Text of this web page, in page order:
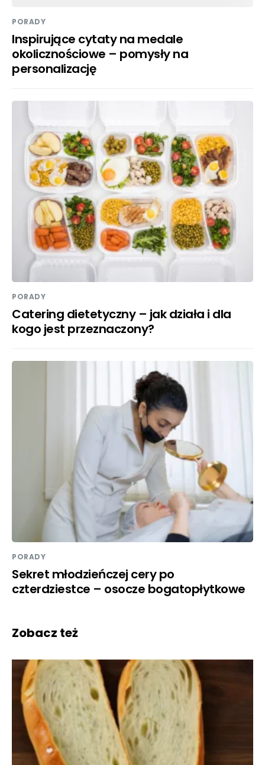
PORADY
Inspirujące cytaty na medale
okolicznościowe – pomysły na
personalizację
PORADY
Catering dietetyczny – jak działa i dla
kogo jest przeznaczony?
PORADY
Sekret młodzieńczej cery po
czterdziestce – osocze bogatopłytkowe
Zobacz też